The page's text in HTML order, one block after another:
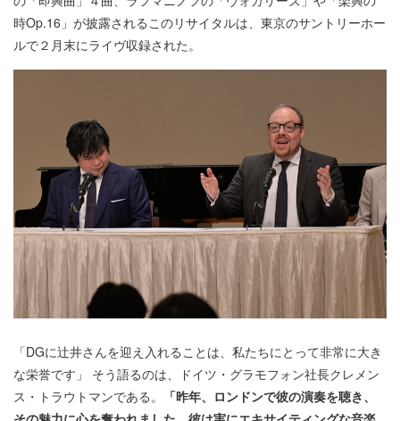
時Op.16」が披露されるこのリサイタルは、東京のサントリーホー
ルで２月末にライヴ収録された。
「DGに辻井さんを迎え入れることは、私たちにとって非常に大き
な栄誉です」 そう語るのは、ドイツ・グラモフォン社長クレメン
ス・トラウトマンである。
「昨年、ロンドンで彼の演奏を聴き、